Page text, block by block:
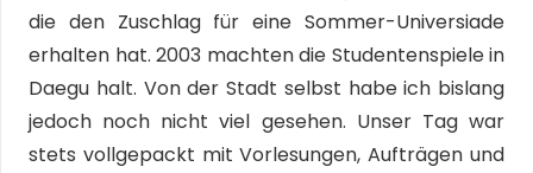
die den Zuschlag für eine Sommer-Universiade
erhalten hat. 2003 machten die Studentenspiele in
Daegu halt. Von der Stadt selbst habe ich bislang
jedoch noch nicht viel gesehen. Unser Tag war
stets vollgepackt mit Vorlesungen, Aufträgen und